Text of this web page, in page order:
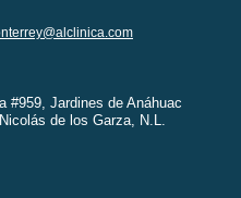
#959, Jardines de Anáhuac
de los Garza, N.L.